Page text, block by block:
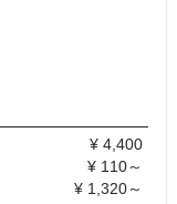
¥ 4,400
¥ 110～
¥ 1,320～